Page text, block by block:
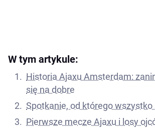
W tym artykule:
Historia Ajaxu Amsterdam:
się na dobre
Spotkanie, od którego wszystko
Pierwsze mecze Ajaxu i losy